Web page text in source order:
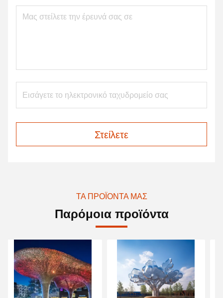
Στείλετε
ΤΑ ΠΡΟΪΌΝΤΑ ΜΑΣ
Παρόμοια προϊόντα